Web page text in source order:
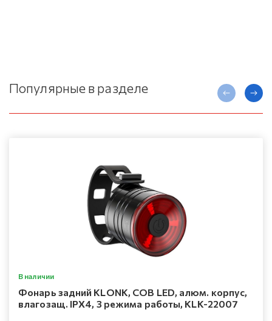
Популярные в разделе
В наличии
Фонарь задний KLONK, COB LED, алюм. корпус,
влагозащ. IPX4, 3 режима работы, KLK-22007